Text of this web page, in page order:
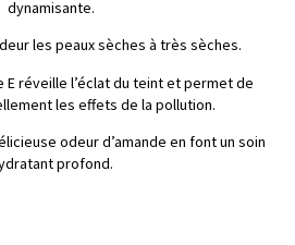
dynamisante.
les peaux sèches à très sèches.
E réveille l’éclat du teint et permet de
les effets de la pollution.
odeur d’amande en font un soin
profond.